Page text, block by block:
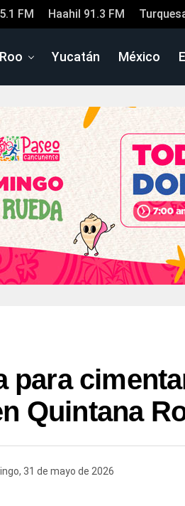
FM Haahil 91.3 FM
Yucatán México
para
Quintana
31 de mayo de 2026